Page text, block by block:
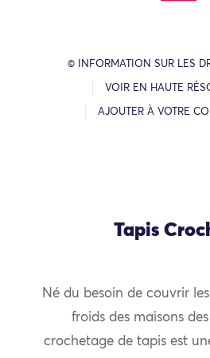
© INFORMATION SUR LES
VOIR EN HAUTE
AJOUTER À VOTRE
Tapis
Né du besoin de couvrir
froids des maisons
crochetage de tapis est